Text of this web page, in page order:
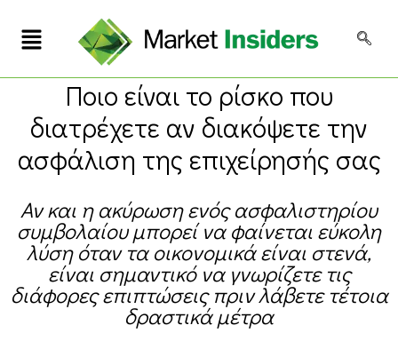
Ποιο είναι το ρίσκο που
διατρέχετε αν διακόψετε την
ασφάλιση της επιχείρησής σας
Αν και η ακύρωση ενός ασφαλιστηρίου
συμβολαίου μπορεί να φαίνεται εύκολη
λύση όταν τα οικονομικά είναι στενά,
είναι σημαντικό να γνωρίζετε τις
διάφορες επιπτώσεις πριν λάβετε τέτοια
δραστικά μέτρα